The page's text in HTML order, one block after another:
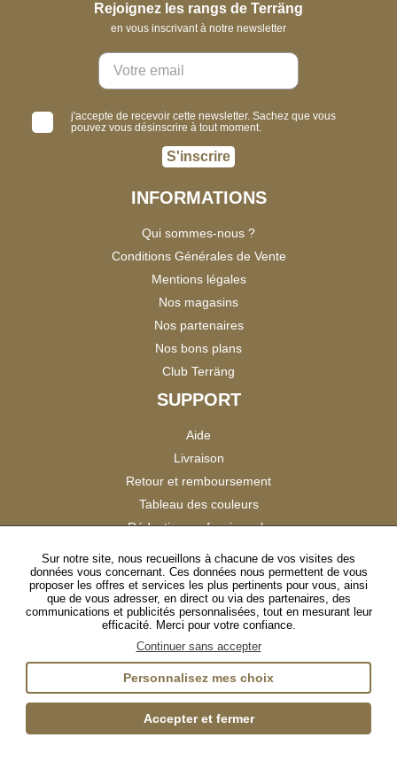
Rejoignez les rangs de Terräng
en vous inscrivant à notre newsletter
j'accepte de recevoir cette newsletter. Sachez que vous
pouvez vous désinscrire à tout moment.
S'inscrire
INFORMATIONS
Qui sommes-nous ?
Conditions Générales de Vente
Mentions légales
Nos magasins
Nos partenaires
Nos bons plans
Club Terräng
SUPPORT
Aide
Livraison
Retour et remboursement
Tableau des couleurs
Réduction professionnels
Catalogues
Satisfaction Clients
SUIVEZ-NOUS
InstagramTikTokFacebookYouTubeLinkedIn
Sur notre site, nous recueillons à chacune de vos visites des
données vous concernant. Ces données nous permettent de vous
proposer les offres et services les plus pertinents pour vous, ainsi
que de vous adresser, en direct ou via des partenaires, des
communications et publicités personnalisées, tout en mesurant leur
efficacité. Merci pour votre confiance.
Continuer sans accepter
Personnalisez mes choix
Accepter et fermer